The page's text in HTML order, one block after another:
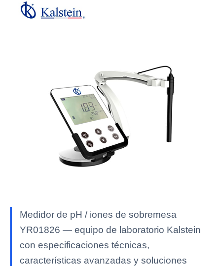
Medidor de pH / iones de sobremesa
YR01826 — equipo de laboratorio Kalstein
con especificaciones técnicas,
características avanzadas y soluciones